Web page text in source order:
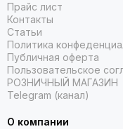
Прайс лист
Контакты
Статьи
Политика
Публичная оферта
Пользовательское
РОЗНИЧНЫЙ МАГАЗИН
Telegram (канал)
О компании